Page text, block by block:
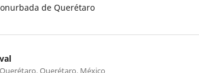
de Querétaro
Querétaro, México